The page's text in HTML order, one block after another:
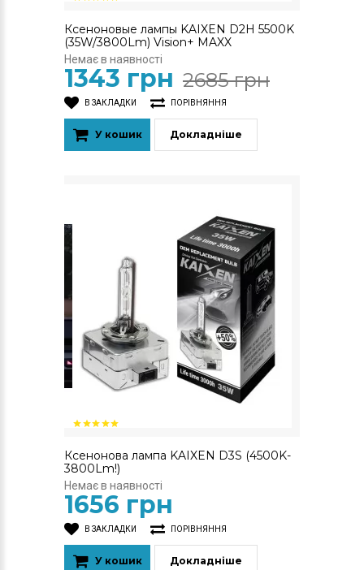
Ксеноновые лампы KAIXEN D2H 5500K
(35W/3800Lm) Vision+ MAXX
Немає в наявності
1343 грн 2685 грн
В ЗАКЛАДКИ ПОРІВНЯННЯ
У кошик Докладніше
Ксенонова лампа KAIXEN D3S (4500K-
3800Lm!)
Немає в наявності
1656 грн
В ЗАКЛАДКИ ПОРІВНЯННЯ
У кошик Докладніше